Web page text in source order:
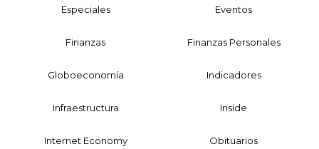
Especiales Eventos
Finanzas Finanzas Personales
Globoeconomía Indicadores
Infraestructura Inside
Internet Economy Obituarios